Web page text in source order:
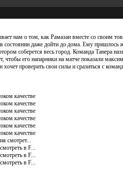
нам о том, как Рамазан вместе со своим
состоянии даже дойти до дома. Ему
соберется весь город. Команда Танера
чтобы его напарники на матче показали
проверить свои силы и сразиться с
качестве
качестве
качестве
качестве
качестве
качестве
смотрет...
в F...
в F...
в F...